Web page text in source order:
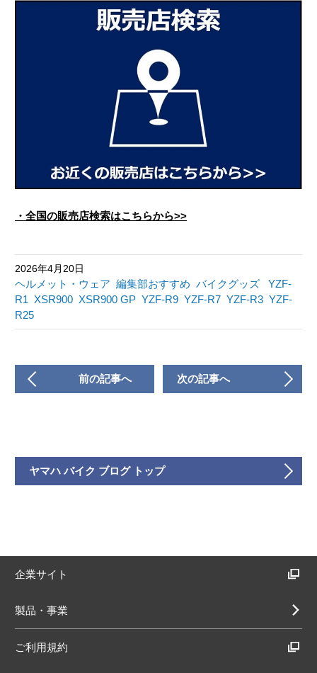
・全国の販売店検索はこちらから>>
2026年4月20日
ヘルメット・ウェア 編集部おすすめ バイクグッズ
YZF-
R1 XSR900 XSR900 GP YZF-R9 YZF-R7 YZF-R3 YZF-
R25
前の記事へ 次の記事へ
ヤマハ バイク ブログ トップ
企業サイト
製品・事業
ご利用規約